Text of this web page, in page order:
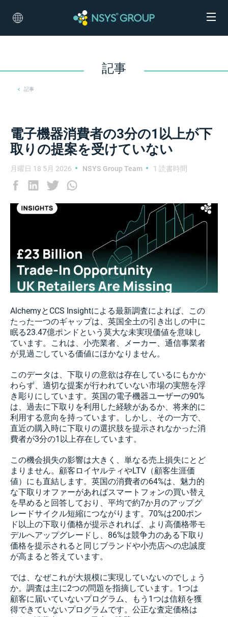
記事
記事
電子機器消費者の3分の1以上が下
取りの提案を受けていない
月曜日 18 5月 2026 NSYS Group Team 1 読書時間
AlchemyとCCS Insightによる最新調査によれば、この
たった一つのギャップは、英国全土の引き出しの中に
眠る23.47億ポンドという莫大な未実現価値を意味し
ています。これは、小売業者、メーカー、通信事業者
が見過ごしている価値にほかなりません。
このデータは、下取りの意欲は存在しているにもかか
わらず、適切な提案が行われていない市場の実態を浮
き彫りにしています。英国の電子機器ユーザーの90%
は、過去に下取りを利用した経験があるか、将来的に
利用する意向を持っています。しかし、その一方で、
直近の購入時に下取りの選択肢を提示されなかった消
費者が3分の1以上存在しています。
この機会損失の影響は大きく、単なる売上損失にとど
まりません。顧客ロイヤルティやLTV（顧客生涯価
値）にも直結します。英国の消費者の64%は、魅力的
な下取りオファーがあればスマートフォンの買い替え
を早めると回答しており、平均で約7か月のアップグ
レードサイクル短縮につながります。70%は200ポン
ド以上の下取り価格が提示されれば、より高価格帯モ
デルへアップグレードし、86%は競争力のある下取り
価格を提示されると同じブランドや小売店への忠誠度
が高まると答えています。
では、なぜこれが大規模に実現していないのでしょう
か。調査は主に2つの問題を指摘しています。1つは
顧客に届いていないプログラム、もう1つは信頼を獲
得できていないプログラムです。公正な査定価格は